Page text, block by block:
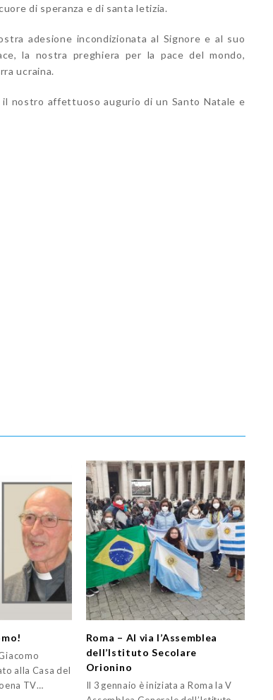
di speranza e di santa letizia.
adesione incondizionata al Signore e al suo
la nostra preghiera per la pace del mondo,
ucraina.
nostro affettuoso augurio di un Santo Natale e
alla Casa del
TV…
Roma – Al via l’Assemblea
dell’Istituto Secolare
Orionino
Il 3 gennaio è iniziata a Roma la V